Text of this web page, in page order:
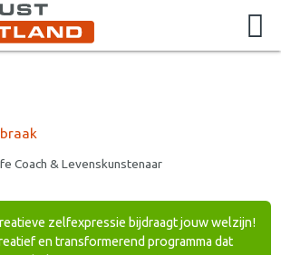
Coach & Levenskunstenaar
zelfexpressie bijdraagt jouw welzijn!
en transformerend programma dat